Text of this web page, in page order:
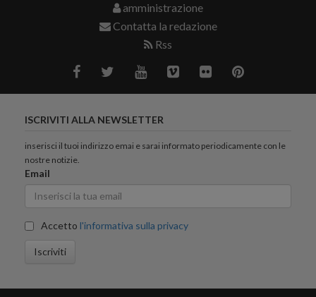
amministrazione
Contatta la redazione
Rss
ISCRIVITI ALLA NEWSLETTER
inserisci il tuoi indirizzo emai e sarai informato periodicamente con le
nostre notizie.
Email
Accetto l'informativa sulla privacy
Iscriviti